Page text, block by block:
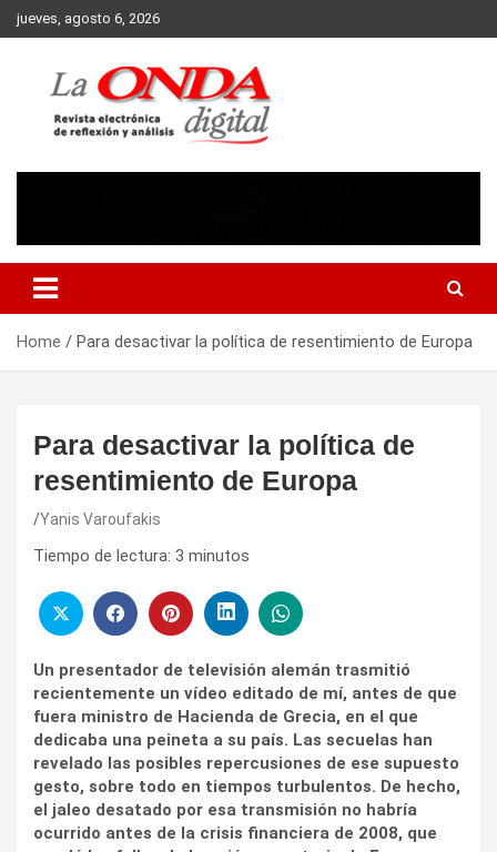
Skip
to
jueves, agosto 6, 2026
Home Para desactivar la política de resentimiento de Europa
Para desactivar la política de
resentimiento de Europa
Yanis Varoufakis
Tiempo de lectura: 3 minutos
Un presentador de televisión alemán trasmitió
recientemente un vídeo editado de mí, antes de que
fuera ministro de Hacienda de Grecia, en el que
dedicaba una peineta a su país. Las secuelas han
revelado las posibles repercusiones de ese supuesto
gesto, sobre todo en tiempos turbulentos. De hecho,
el jaleo desatado por esa transmisión no habría
ocurrido antes de la crisis financiera de 2008, que